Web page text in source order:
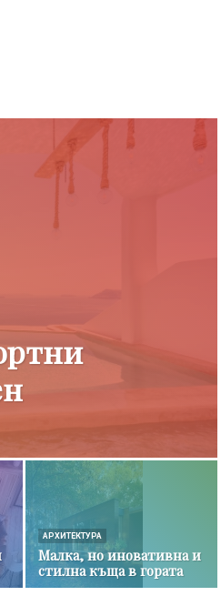
АРХИТЕКТУРА
Малка, но иновативна и
стилна къща в гората